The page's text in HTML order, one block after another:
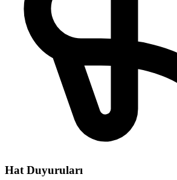
Hat Duyuruları